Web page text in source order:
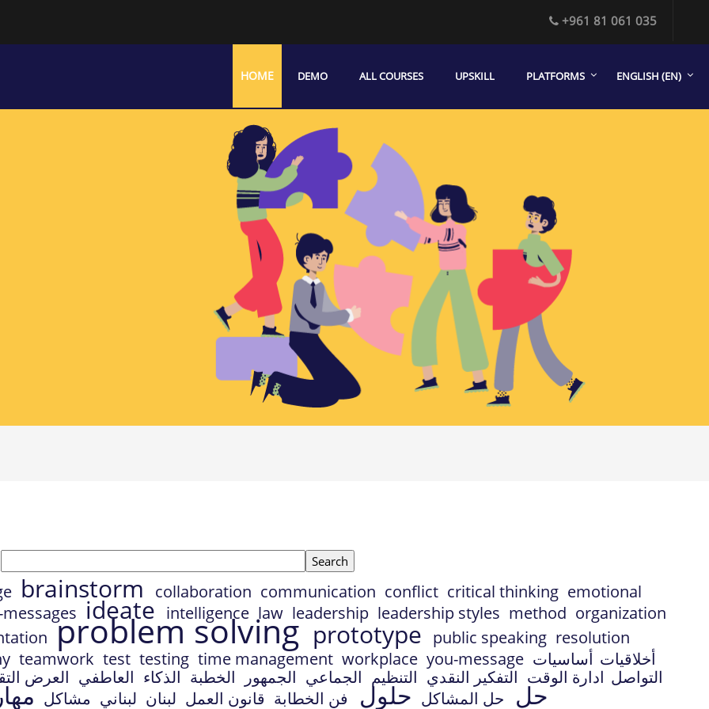
+961 81 061 035
HOME DEMO ALL COURSES UPSKILL PLATFORMS ENGLISH ‎(EN)‎
brainstorm collaboration communication conflict critical thinking emotional
messages ideate intelligence law leadership leadership styles method organization
problem solvingprototype public speaking resolution
teamwork test testing time management workplace you-message أخلاقيات أساسيات
التواصل ادارة الوقت التفكير النقدي التنظيم الجماعي الجمهور الخطبة الذكاء العاطفي العرض
حل حل المشاكل حلول فن الخطابة قانون العمل لبنان لبناني مشاكل